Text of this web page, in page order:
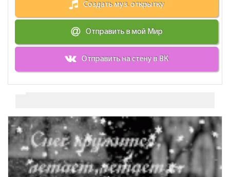
Создать муз. открытку
Отправить в мой Мир
Отправить на стену в ВК